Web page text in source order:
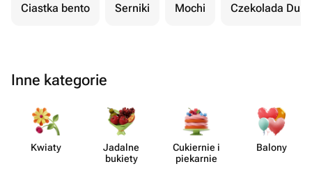
Ciastka bento Serniki Mochi Czekolada
Inne kategorie
Kwiaty
Jadalne
bukiety
Cukiernie i
piekarnie
Balony